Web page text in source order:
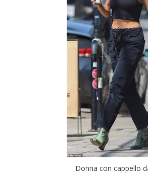
Donna con cappello